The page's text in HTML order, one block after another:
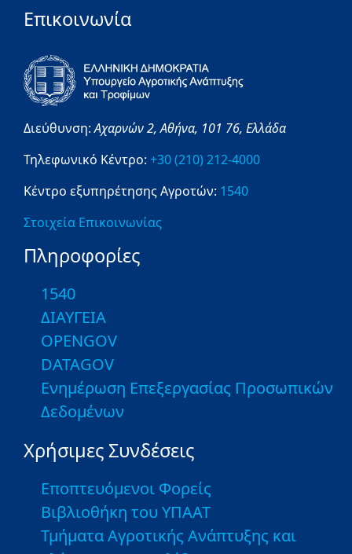
Επικοινωνία
Διεύθυνση:Αχαρνών 2,Αθήνα, 101 76, Ελλάδα
Τηλεφωνικό Κέντρο: +30 (210) 212-4000
Κέντρο εξυπηρέτησης Αγροτών: 1540
Στοιχεία Επικοινωνίας
Πληροφορίες
1540
ΔΙΑΥΓΕΙΑ
OPENGOV
DATAGOV
Ενημέρωση Επεξεργασίας Προσωπικών
Δεδομένων
Χρήσιμες Συνδέσεις
Εποπτευόμενοι Φορείς
Βιβλιοθήκη του ΥΠΑΑΤ
Τμήματα Αγροτικής Ανάπτυξης και